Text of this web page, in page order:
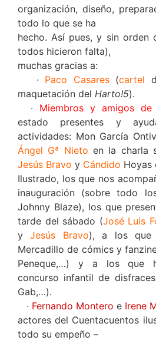
organización, diseño,
todo lo que se ha
hecho. Así pues, y sin orden
todos hicieron falta),
muchas gracias a:
· Paco Casares (cartel
maquetación del Harto!5).
· Miembros y amigos de
estado presentes y
actividades: Mon García
Ángel Gª Nieto en la charla
Jesús Bravo y Cándido Hoyas
Ilustrado, los que nos
inauguración (sobre todo
Johnny Blaze), los que
tarde del sábado (José Luis
yJesús Bravo), a los que
Mercadillo de cómics y
Peneque,…) y a los que
concurso infantil de
Gab,…).
· Fernando Montero e Irene
actores del Cuentacuentos
todo su empeño –